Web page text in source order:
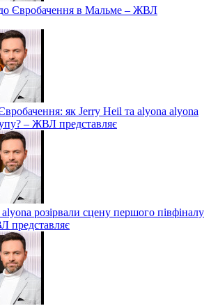
до Євробачення в Мальме – ЖВЛ
як Jerry Heil та alyona alyona
– ЖВЛ представляє
розірвали сцену першого півфіналу
представляє